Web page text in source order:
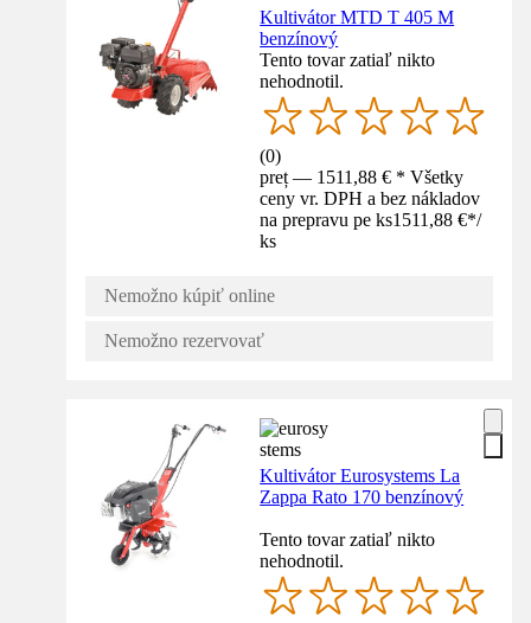
Kultivátor MTD T 405 M
benzínový
Tento tovar zatiaľ nikto
nehodnotil.
(0)
preț — 1511,88 € * Všetky
ceny vr. DPH a bez nákladov
na prepravu pe ks1511,88 €*/
ks
Nemožno kúpiť online
Nemožno rezervovať
Kultivátor Eurosystems La
Zappa Rato 170 benzínový
Tento tovar zatiaľ nikto
nehodnotil.